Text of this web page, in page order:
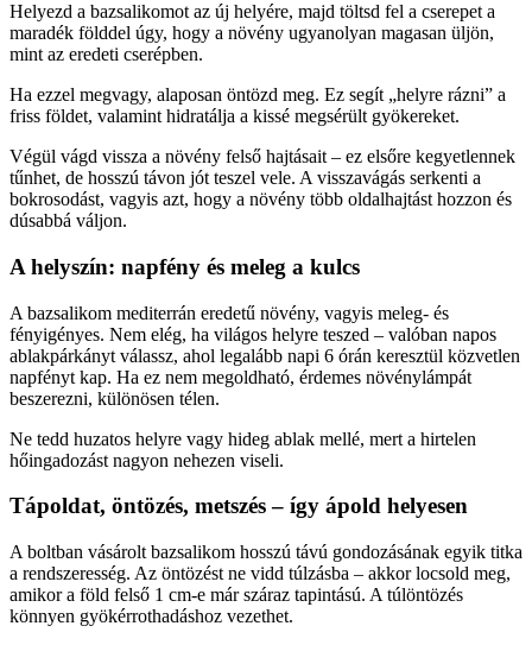
Helyezd a bazsalikomot az új helyére, majd töltsd fel a cserepet a
maradék földdel úgy, hogy a növény ugyanolyan magasan üljön,
mint az eredeti cserépben.
Ha ezzel megvagy, alaposan öntözd meg. Ez segít „helyre rázni” a
friss földet, valamint hidratálja a kissé megsérült gyökereket.
Végül vágd vissza a növény felső hajtásait – ez elsőre kegyetlennek
tűnhet, de hosszú távon jót teszel vele. A visszavágás serkenti a
bokrosodást, vagyis azt, hogy a növény több oldalhajtást hozzon és
dúsabbá váljon.
A helyszín: napfény és meleg a kulcs
A bazsalikom mediterrán eredetű növény, vagyis meleg- és
fényigényes. Nem elég, ha világos helyre teszed – valóban napos
ablakpárkányt válassz, ahol legalább napi 6 órán keresztül közvetlen
napfényt kap. Ha ez nem megoldható, érdemes növénylámpát
beszerezni, különösen télen.
Ne tedd huzatos helyre vagy hideg ablak mellé, mert a hirtelen
hőingadozást nagyon nehezen viseli.
Tápoldat, öntözés, metszés – így ápold helyesen
A boltban vásárolt bazsalikom hosszú távú gondozásának egyik titka
a rendszeresség. Az öntözést ne vidd túlzásba – akkor locsold meg,
amikor a föld felső 1 cm-e már száraz tapintású. A túlöntözés
könnyen gyökérrothadáshoz vezethet.